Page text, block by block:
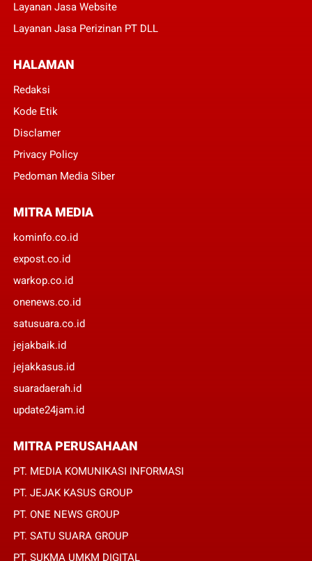
Layanan Jasa Website
Layanan Jasa Perizinan PT DLL
HALAMAN
Redaksi
Kode Etik
Disclamer
Privacy Policy
Pedoman Media Siber
MITRA MEDIA
kominfo.co.id
expost.co.id
warkop.co.id
onenews.co.id
satusuara.co.id
jejakbaik.id
jejakkasus.id
suaradaerah.id
update24jam.id
MITRA PERUSAHAAN
PT. MEDIA KOMUNIKASI INFORMASI
PT. JEJAK KASUS GROUP
PT. ONE NEWS GROUP
PT. SATU SUARA GROUP
PT. SUKMA UMKM DIGITAL